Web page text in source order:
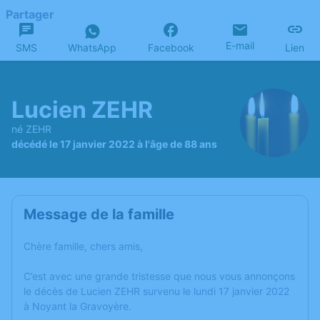
Partager
SMS WhatsApp Facebook E-mail Lien
Lucien ZEHR
né ZEHR
décédé le 17 janvier 2022 à l'âge de 88 ans
Message de la famille
Chère famille, chers amis,
C’est avec une grande tristesse que nous vous annonçons
le décès de Lucien ZEHR survenu le lundi 17 janvier 2022
à Noyant la Gravoyère.